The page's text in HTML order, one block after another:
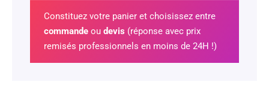
Constituez votre panier et choisissez entre
commandeou devis (réponse avec prix
remisés professionnels en moins de 24H !)